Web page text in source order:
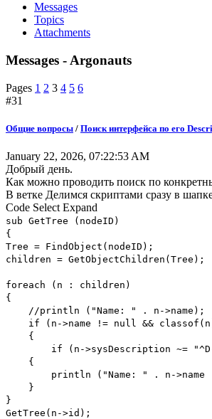
Messages
Topics
Attachments
Messages - Argonauts
Pages 1 2 3 4 5 6
#31
Общие вопросы / Поиск интерфейса по его
January 22, 2026, 07:22:53 AM
Добрый день.
Как можно проводить поиск по
В ветке Делимся скриптами сразу в
Code Select Expand
sub GetTree (nodeID)
{
Tree = FindObject(nodeID);
children = GetObjectChildren(Tree);
foreach (n : children)
{
//println ("Name: " . n->name);
if (n->name != null && classof(n)
{
if (n->sysDescription ~= "^D-Link
{
println ("Name: " . n->name .
}
}
GetTree(n->id);